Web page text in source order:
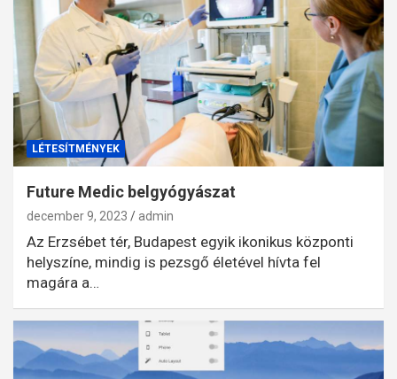
LÉTESÍTMÉNYEK
Future Medic belgyógyászat
december 9, 2023 admin
Az Erzsébet tér, Budapest egyik ikonikus központi
helyszíne, mindig is pezsgő életével hívta fel
magára a…